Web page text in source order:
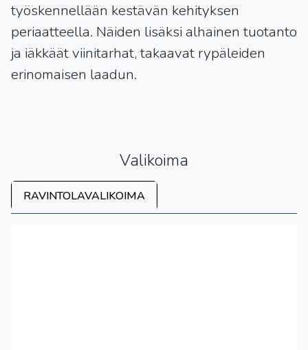
työskennellään kestävän kehityksen
periaatteella. Näiden lisäksi alhainen tuotanto
ja iäkkäät viinitarhat, takaavat rypäleiden
erinomaisen laadun.
Valikoima
RAVINTOLAVALIKOIMA